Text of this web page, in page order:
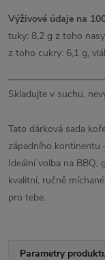
Výživové údaje na
tuky: 8,2 g z toho
z toho cukry: 6,1 g,
Skladujte v suchu,
Tato dárková sada
západního kontinentu
Ideální volba na BBQ,
kvalitní, ručně
pro tebe.
Parametry